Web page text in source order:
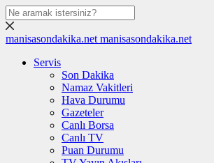
manisasondakika.net manisasondakika.net
Servis
Son Dakika
Namaz Vakitleri
Hava Durumu
Gazeteler
Canlı Borsa
Canlı TV
Puan Durumu